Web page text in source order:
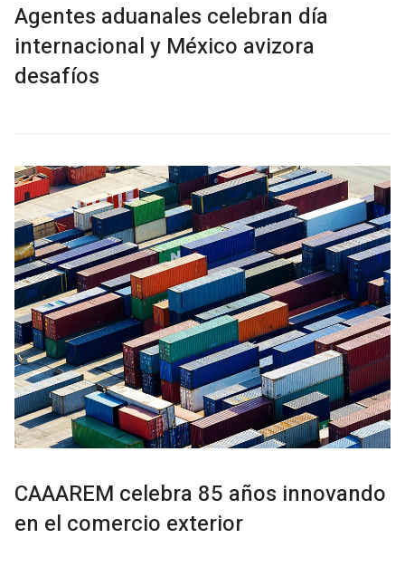
Agentes aduanales celebran día
internacional y México avizora
desafíos
CAAAREM celebra 85 años innovando
en el comercio exterior